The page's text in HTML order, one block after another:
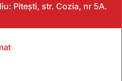
Pitești, str. Cozia, nr 5A.